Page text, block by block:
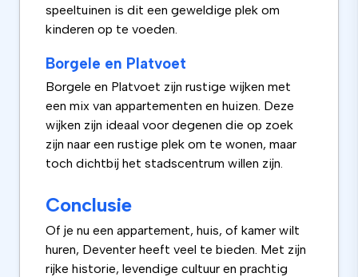
speeltuinen is dit een geweldige plek om
kinderen op te voeden.
Borgele en Platvoet
Borgele en Platvoet zijn rustige wijken met
een mix van appartementen en huizen. Deze
wijken zijn ideaal voor degenen die op zoek
zijn naar een rustige plek om te wonen, maar
toch dichtbij het stadscentrum willen zijn.
Conclusie
Of je nu een appartement, huis, of kamer wilt
huren, Deventer heeft veel te bieden. Met zijn
rijke historie, levendige cultuur en prachtig